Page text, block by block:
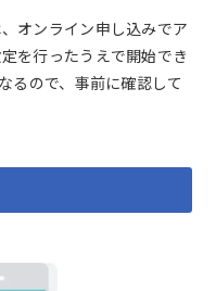
オンライン申し込みでア
を行ったうえで開始でき
るので、事前に確認して